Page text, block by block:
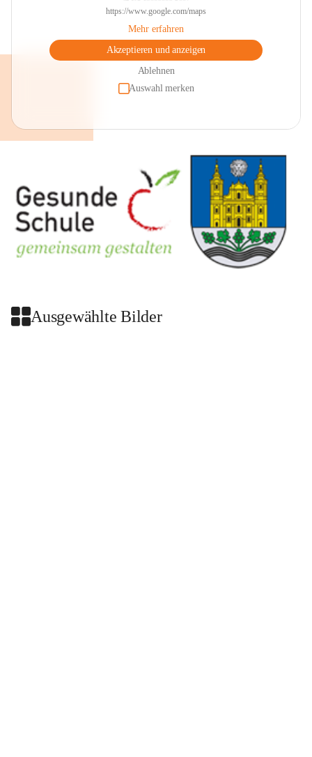
https://www.google.com/maps
Mehr erfahren
Akzeptieren und anzeigen
Ablehnen
Auswahl merken
Ausgewählte Bilder